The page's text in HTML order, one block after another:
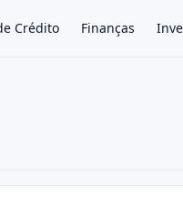
Crédito Finanças